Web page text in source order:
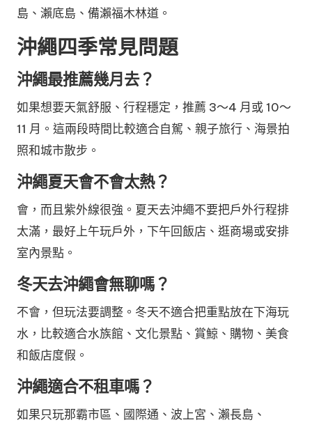
島、瀨底島、備瀨福木林道。
沖繩四季常見問題
沖繩最推薦幾月去？
如果想要天氣舒服、行程穩定，推薦 3～4 月或 10～
11 月。這兩段時間比較適合自駕、親子旅行、海景拍
照和城市散步。
沖繩夏天會不會太熱？
會，而且紫外線很強。夏天去沖繩不要把戶外行程排
太滿，最好上午玩戶外，下午回飯店、逛商場或安排
室內景點。
冬天去沖繩會無聊嗎？
不會，但玩法要調整。冬天不適合把重點放在下海玩
水，比較適合水族館、文化景點、賞鯨、購物、美食
和飯店度假。
沖繩適合不租車嗎？
如果只玩那霸市區、國際通、波上宮、瀨長島、